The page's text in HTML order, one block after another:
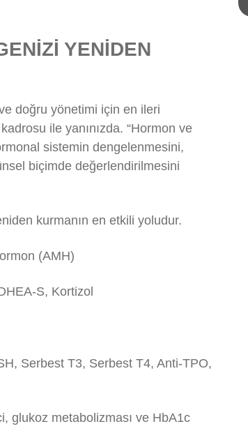
YENİDEN
doğru yönetimi için en ileri
ile yanınızda. “Hormon ve
sistemin dengelenmesini,
biçimde değerlendirilmesini
kurmanın en etkili yoludur.
(AMH)
S, Kortizol
Serbest T3, Serbest T4, Anti-TPO,
glukoz metabolizması ve HbA1c